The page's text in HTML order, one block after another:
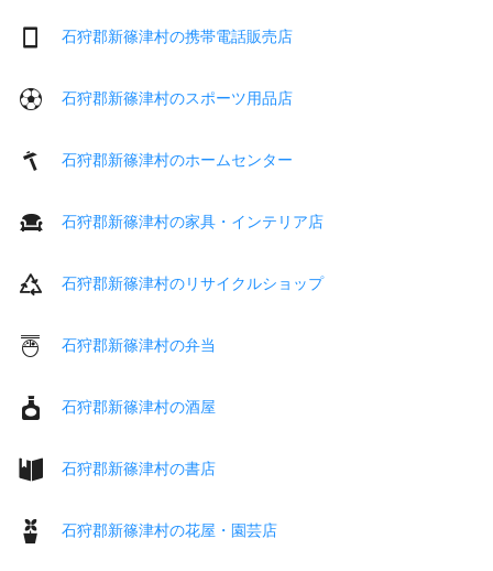
石狩郡新篠津村の携帯電話販売店
石狩郡新篠津村のスポーツ用品店
石狩郡新篠津村のホームセンター
石狩郡新篠津村の家具・インテリア店
石狩郡新篠津村のリサイクルショップ
石狩郡新篠津村の弁当
石狩郡新篠津村の酒屋
石狩郡新篠津村の書店
石狩郡新篠津村の花屋・園芸店